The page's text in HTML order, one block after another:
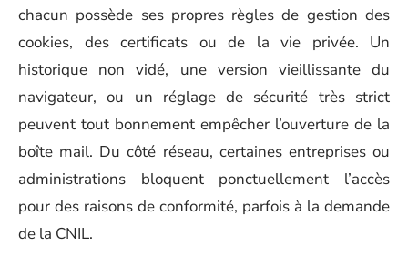
chacun possède ses propres règles de gestion des
cookies, des certificats ou de la vie privée. Un
historique non vidé, une version vieillissante du
navigateur, ou un réglage de sécurité très strict
peuvent tout bonnement empêcher l’ouverture de la
boîte mail. Du côté réseau, certaines entreprises ou
administrations bloquent ponctuellement l’accès
pour des raisons de conformité, parfois à la demande
de la CNIL.